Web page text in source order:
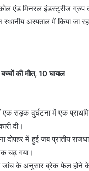
एंड मिनरल इंडस्ट्रीज ग्रुप
अस्पताल में किया जा
की मौत, 10 घायल
एक सड़क दुर्घटना में एक
दी।
दोपहर में हुई जब प्रांतीय
चढ़ गया।
जांच के अनुसार ब्रेक फेल होने